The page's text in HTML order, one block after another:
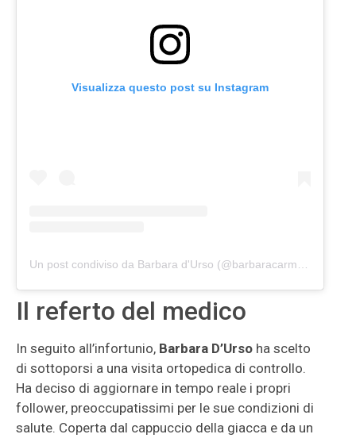
Visualizza questo post su Instagram
Il referto del medico
In seguito all’infortunio, Barbara D’Urso ha scelto
di sottoporsi a una visita ortopedica di controllo.
Ha deciso di aggiornare in tempo reale i propri
follower, preoccupatissimi per le sue condizioni di
salute. Coperta dal cappuccio della giacca e da un